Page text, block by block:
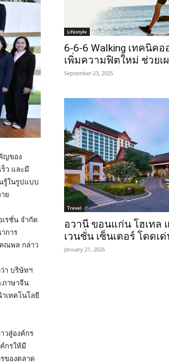
ญของ
ว และมี
รู้ในรูปแบบ
ย
รชั่น จำกัด
การ
คณพล กล่าว
า บริษัทฯ
ภาษาจีน
เทคโนโลยี
วสู่องค์กร
กรให้มี
ของตลาด
Lifestyle
6-6-6 Walking เทคนิค
เพิ่มความฟิตใหม่ ช่วยเ
September 23, 2025
Travel
อวานี ขอนแก่น โฮเทล
เวนชั่น เซ็นเตอร์ โดดเด่
January 21, 2026